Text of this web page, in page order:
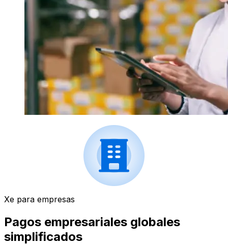
Xe para empresas
Pagos empresariales globales
simplificados